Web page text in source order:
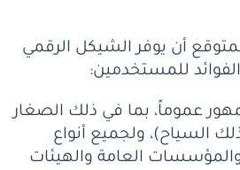
أن يوفر الشيكل الرقمي
للمستخدمين:
عموماً، بما في ذلك الصغار
السياح)، ولجميع أنواع
والمؤسسات العامة والهيئات